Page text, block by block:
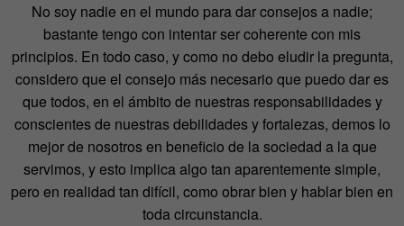
No soy nadie en el mundo para dar consejos a nadie;
bastante tengo con intentar ser coherente con mis
principios. En todo caso, y como no debo eludir la pregunta,
considero que el consejo más necesario que puedo dar es
que todos, en el ámbito de nuestras responsabilidades y
conscientes de nuestras debilidades y fortalezas, demos lo
mejor de nosotros en beneficio de la sociedad a la que
servimos, y esto implica algo tan aparentemente simple,
pero en realidad tan difícil, como obrar bien y hablar bien en
toda circunstancia.